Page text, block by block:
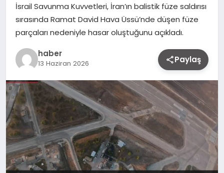
İsrail Savunma Kuvvetleri, İran’ın balistik füze saldırısı
sırasında Ramat David Hava Üssü’nde düşen füze
parçaları nedeniyle hasar oluştuğunu açıkladı.
haber
13 Haziran 2026 Paylaş